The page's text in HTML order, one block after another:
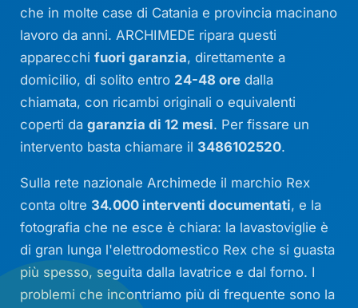
che in molte case di Catania e provincia macinano
lavoro da anni. ARCHIMEDE ripara questi
apparecchifuori garanzia, direttamente a
domicilio, di solito entro 24-48 ore dalla
chiamata, con ricambi originali o equivalenti
coperti dagaranzia di 12 mesi. Per fissare un
intervento basta chiamare il 3486102520.
Sulla rete nazionale Archimede il marchio Rex
conta oltre 34.000 interventi documentati, e la
fotografia che ne esce è chiara: la lavastoviglie è
di gran lunga l'elettrodomestico Rex che si guasta
più spesso, seguita dalla lavatrice e dal forno. I
problemi che incontriamo più di frequente sono la